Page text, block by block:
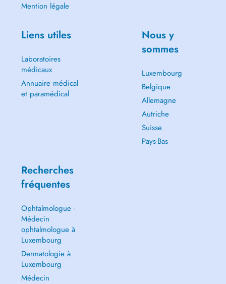
Mention légale
Liens utiles
Laboratoires
médicaux
Annuaire médical
et paramédical
Nous y
sommes
Luxembourg
Belgique
Allemagne
Autriche
Suisse
Pays-Bas
Recherches
fréquentes
Ophtalmologue -
Médecin
ophtalmologue à
Luxembourg
Dermatologie à
Luxembourg
Médecin